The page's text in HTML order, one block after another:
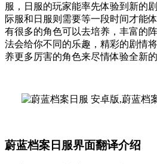
服，日服的玩家能率先体验到新的
际服和日服则需要等一段时间才能
有很多的角色可以去培养，丰富的
法会给你不同的乐趣，精彩的剧情
养更多厉害的角色来尽情体验全新的
蔚蓝档案日服界面翻译介绍